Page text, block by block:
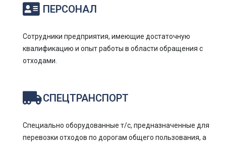
ПЕРСОНАЛ
Сотрудники предприятия, имеющие достаточную
квалификацию и опыт работы в области обращения с
отходами.
СПЕЦТРАНСПОРТ
Специально оборудованные т/с, предназначенные для
перевозки отходов по дорогам общего пользования, а